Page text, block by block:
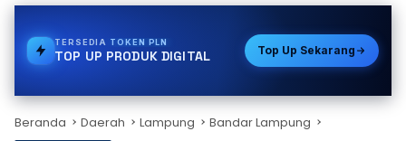
TERSEDIA PAKET DATA
TOP UP PRODUK DIGITAL Top Up Sekarang
Beranda Daerah Lampung Bandar Lampung